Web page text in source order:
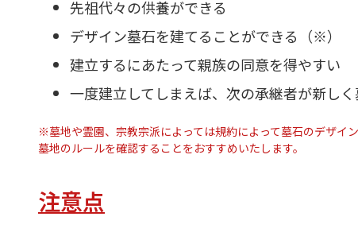
先祖代々の供養ができる
デザイン墓石を建てることができる（※）
建立するにあたって親族の同意を得やすい
一度建立してしまえば、次の承継者が新し
※墓地や霊園、宗教宗派によっては規約によって墓石のデザイ
墓地のルールを確認することをおすすめいたします。
注意点